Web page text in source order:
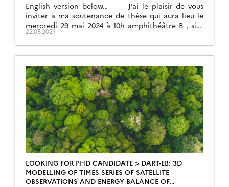
ÉCHELLE PAR MODÉLISATION PHYSIQUE 3D »
English version below… J’ai le plaisir de vous
inviter à ma soutenance de thèse qui aura lieu le
mercredi 29 mai 2024 à 10h amphithéâtre B , site
IUT Paul Sabatier à Auch (32000), 24 Rue
d’Embaquès. Composition du jury: Mme
Agnès BEGUE, Rapporteure, CIRAD Montpellier-
Occitanie, UMR TETISM. Stéphane JACQUEMOUD,
Rapporteur, Université Paris Cité, IPGPM. […]
22.05.2024
LOOKING FOR PHD CANDIDATE > DART-EB: 3D
MODELLING OF TIMES SERIES OF SATELLITE
OBSERVATIONS AND ENERGY BALANCE OF